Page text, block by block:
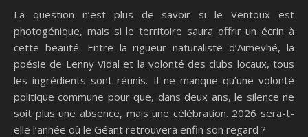
La question n’est plus de savoir si le Ventoux est
photogénique, mais si le territoire saura offrir un écrin à
cette beauté. Entre la rigueur naturaliste d’Aimevhé, la
poésie de Lenny Vidal et la volonté des clubs locaux, tous
les ingrédients sont réunis. Il ne manque qu’une volonté
politique commune pour que, dans deux ans, le silence ne
soit plus une absence, mais une célébration. 2026 sera-t-
elle l’année où le Géant retrouvera enfin son regard ?